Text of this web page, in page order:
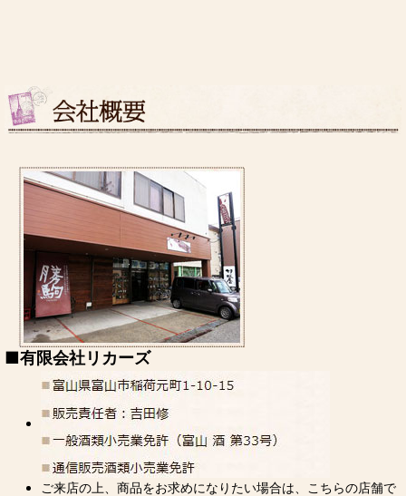
■有限会社リカーズ
ご来店の上、商品をお求めになりたい場合は、こちらの店舗で